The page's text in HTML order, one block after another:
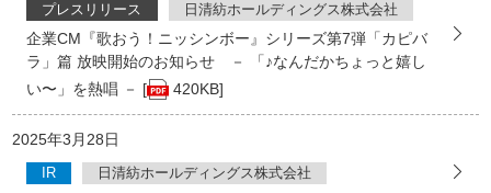
プレスリリース 日清紡ホールディングス株式会社
企業CM『歌おう！ニッシンボー』シリーズ第7弾「カピバ
ラ」篇 放映開始のお知らせ － 「♪なんだかちょっと嬉し
い〜」を熱唱 － [
420KB]
2025年3月28日
IR 日清紡ホールディングス株式会社